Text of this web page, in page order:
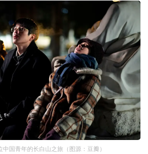
中国青年的长白山之旅（图源：豆瓣）